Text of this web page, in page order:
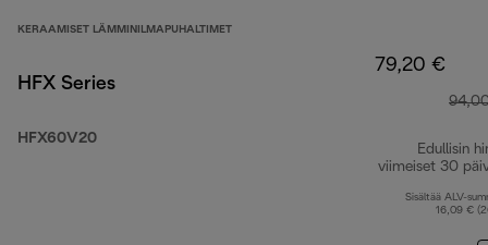
KERAAMISET LÄMMINILMAPUHALTIMET
HFX Series
HFX60V20
79,20 €
Edullisin
viimeiset 30
Sisältää ALV-
16,09 €